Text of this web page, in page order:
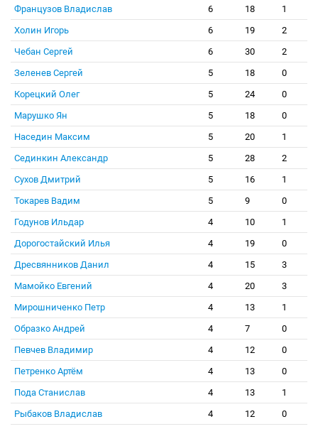
Французов Владислав 6 18
1
Холин Игорь
6 19
2
Чебан Сергей
6 30
2
Зеленев Сергей
5 18
0
Корецкий Олег
5 24
0
Марушко Ян
5 18
0
Наседин Максим
5 20
1
Сединкин Александр
5 28
2
Сухов Дмитрий
5 16
1
Токарев Вадим
5 9
0
Годунов Ильдар
4 10
1
Дорогостайский Илья
4 19
0
Дресвянников Данил
4 15
3
Мамойко Евгений
4 20
3
Мирошниченко Петр
4 13
1
Образко Андрей
4 7
0
Певчев Владимир
4 12
0
Петренко Артём
4 13
0
Пода Станислав
4 13
1
Рыбаков Владислав
4 12
0